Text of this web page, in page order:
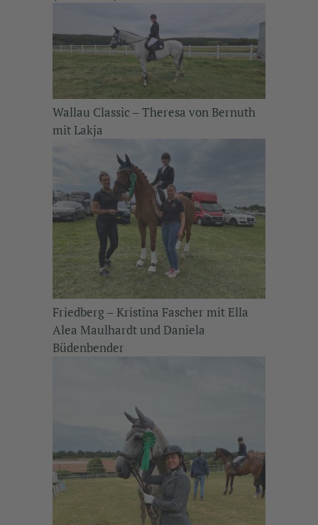
Wallau Classic – Theresa von Bernuth
mit Lakja
Friedberg – Kristina Fascher mit Ella
Alea Maulhardt und Daniela
Büdenbender